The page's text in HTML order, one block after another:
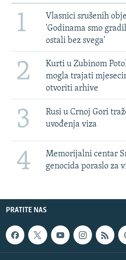
1
Vlasnici srušenih
'Godinama smo
ostali bez svega'
2
Kurti u Zubinom
mogla trajati
otvoriti arhive
3
Rusi u Crnoj Gori
uvođenja viza
4
Memorijalni centar
genocida poraslo za
PRATITE NAS